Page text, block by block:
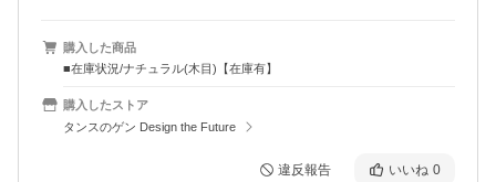
購入した商品
■在庫状況/ナチュラル(木目)【在庫有】
購入したストア
タンスのゲン Design the Future
違反報告 いいね 0